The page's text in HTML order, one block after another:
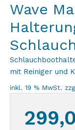
Wave
mit Reiniger und
inkl. 19 % MwSt.